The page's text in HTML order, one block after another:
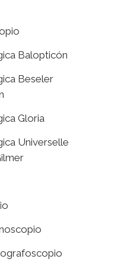
Balopticón
Beseler
Gloria
Universelle